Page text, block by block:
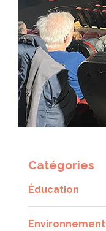
Catégories
Éducation
Environnement